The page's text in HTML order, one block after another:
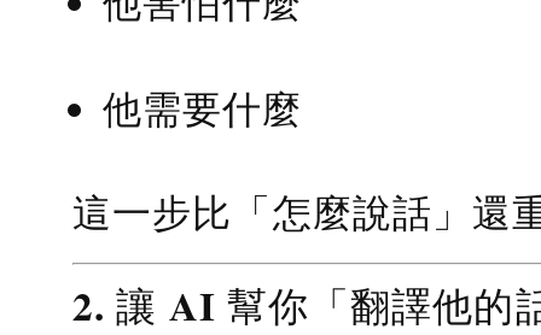
他需要什麼
這一步比「怎麼說話」還
2. 讓 AI 幫你「翻譯他的